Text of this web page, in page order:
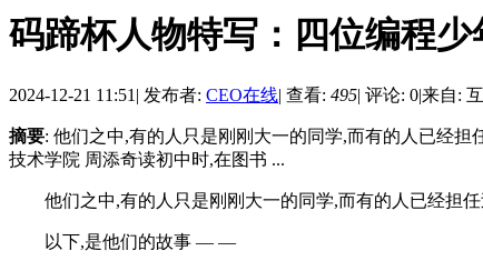
码蹄杯人物特写：四位编程
2024-12-21 11:51 | 发布者: CEO在线| 查看: 495| 评论: 0|来自:
摘要: 他们之中,有的人只是刚刚大一的同学,而有的人已经
技术学院 周添奇读初中时,在图书 ...
他们之中,有的人只是刚刚大一的同学,而有的人已经担
以下,是他们的故事 — —